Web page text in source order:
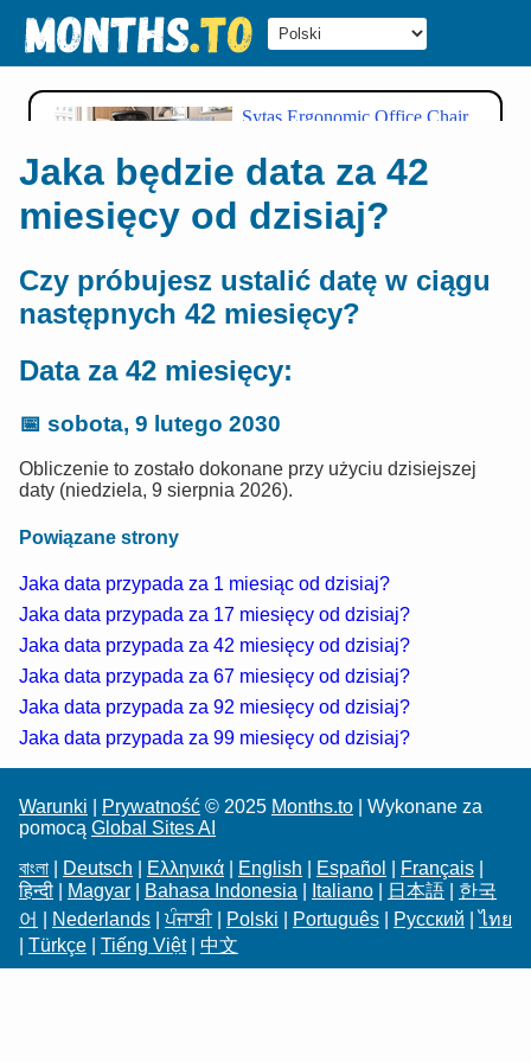
Jaka będzie data za 42
miesięcy od dzisiaj?
Czy próbujesz ustalić datę w ciągu
następnych 42 miesięcy?
Data za 42 miesięcy:
📅 sobota, 9 lutego 2030
Obliczenie to zostało dokonane przy użyciu dzisiejszej
daty (niedziela, 9 sierpnia 2026).
Powiązane strony
Jaka data przypada za 1 miesiąc od dzisiaj?
Jaka data przypada za 17 miesięcy od dzisiaj?
Jaka data przypada za 42 miesięcy od dzisiaj?
Jaka data przypada za 67 miesięcy od dzisiaj?
Jaka data przypada za 92 miesięcy od dzisiaj?
Jaka data przypada za 99 miesięcy od dzisiaj?
Warunki Prywatność © 2025 Months.to | Wykonane za
pomocą Global Sites AI
বাংলা
Deutsch Ελληνικά English Español Français
हिन्दी
Magyar Bahasa Indonesia Italiano 日本語
한국
어
Nederlands |ਪੰਜਾਬੀ| Polski Português Русский |ไทย
Türkçe Tiếng Việt| 中文